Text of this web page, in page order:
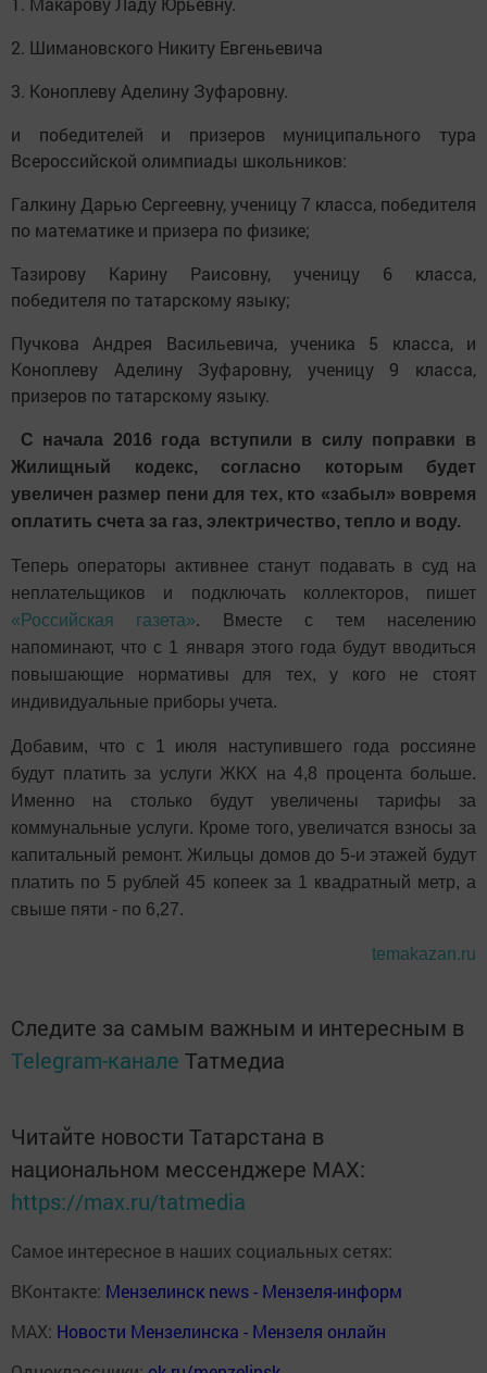
2. Шимановского Никиту Евгеньевича
3. Коноплеву Аделину Зуфаровну.
и победителей и призеров муниципального тура
Всероссийской олимпиады школьников:
Галкину Дарью Сергеевну, ученицу 7 класса, победителя
по математике и призера по физике;
Тазирову Карину Раисовну, ученицу 6 класса,
победителя по татарскому языку;
Пучкова Андрея Васильевича, ученика 5 класса, и
Коноплеву Аделину Зуфаровну, ученицу 9 класса,
призеров по татарскому языку.
С начала 2016 года вступили в силу поправки в
Жилищный кодекс, согласно которым будет
увеличен размер пени для тех, кто «забыл» вовремя
оплатить счета за газ, электричество, тепло и воду.
Теперь операторы активнее станут подавать в суд на
неплательщиков и подключать коллекторов, пишет
«Российская газета». Вместе с тем населению
напоминают, что с 1 января этого года будут вводиться
повышающие нормативы для тех, у кого не стоят
индивидуальные приборы учета.
Добавим, что с 1 июля наступившего года россияне
будут платить за услуги ЖКХ на 4,8 процента больше.
Именно на столько будут увеличены тарифы за
коммунальные услуги. Кроме того, увеличатся взносы за
капитальный ремонт. Жильцы домов до 5-и этажей будут
платить по 5 рублей 45 копеек за 1 квадратный метр, а
свыше пяти - по 6,27.
temakazan.ru
Следите за самым важным и интересным в
Telegram-канале Татмедиа
Читайте новости Татарстана в
национальном мессенджере MАХ:
https://max.ru/tatmedia
Самое интересное в наших социальных сетях:
ВКонтакте: Мензелинск news - Мензеля-информ
MAX: Новости Мензелинска - Мензеля онлайн